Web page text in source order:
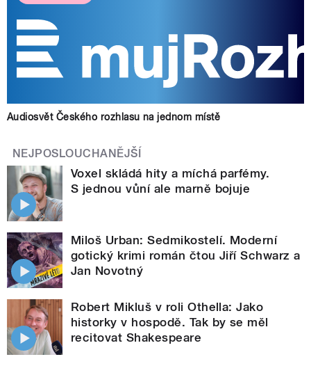
Audiosvět Českého rozhlasu na jednom místě
NEJPOSLOUCHANĚJŠÍ
Voxel skládá hity a míchá parfémy.
S jednou vůní ale marně bojuje
Miloš Urban: Sedmikostelí. Moderní
gotický krimi román čtou Jiří Schwarz a
Jan Novotný
Robert Mikluš v roli Othella: Jako
historky v hospodě. Tak by se měl
recitovat Shakespeare